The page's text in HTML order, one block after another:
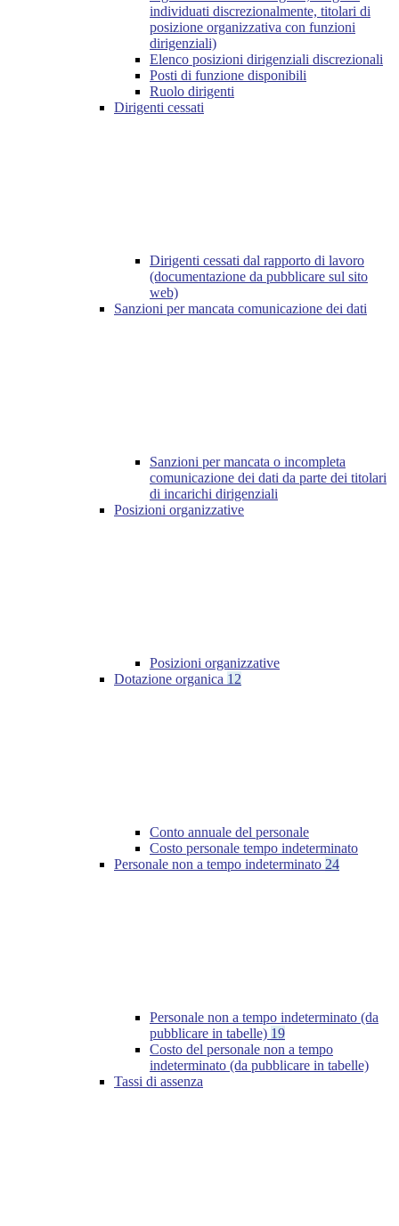
individuati discrezionalmente, titolari di
posizione organizzativa con funzioni
dirigenziali)
Elenco posizioni dirigenziali discrezionali
Posti di funzione disponibili
Ruolo dirigenti
Dirigenti cessati
Dirigenti cessati dal rapporto di lavoro
(documentazione da pubblicare sul sito
web)
Sanzioni per mancata comunicazione dei dati
Sanzioni per mancata o incompleta
comunicazione dei dati da parte dei titolari
di incarichi dirigenziali
Posizioni organizzative
Posizioni organizzative
Dotazione organica 12
Conto annuale del personale
Costo personale tempo indeterminato
Personale non a tempo indeterminato 24
Personale non a tempo indeterminato (da
pubblicare in tabelle) 19
Costo del personale non a tempo
indeterminato (da pubblicare in tabelle)
Tassi di assenza